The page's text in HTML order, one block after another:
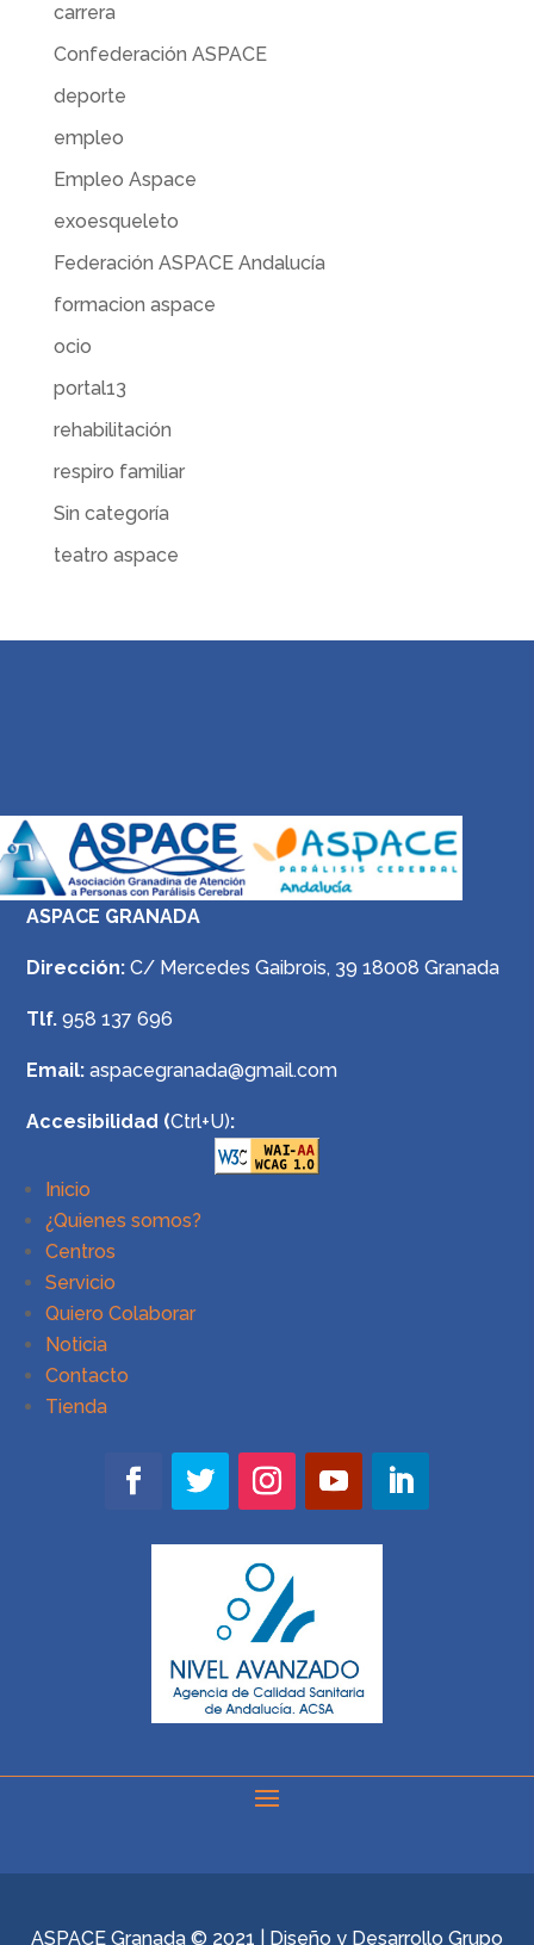
carrera
Confederación ASPACE
deporte
empleo
Empleo Aspace
exoesqueleto
Federación ASPACE Andalucía
formacion aspace
ocio
portal13
rehabilitación
respiro familiar
Sin categoría
teatro aspace
ASPACE GRANADA
Dirección: C/ Mercedes Gaibrois, 39 18008 Granada
Tlf. 958 137 696
Email: aspacegranada@gmail.com
Accesibilidad (Ctrl+U):
Inicio
¿Quienes somos?
Centros
Servicio
Quiero Colaborar
Noticia
Contacto
Tienda
ASPACE Granada © 2021 | Diseño y Desarrollo Grupo